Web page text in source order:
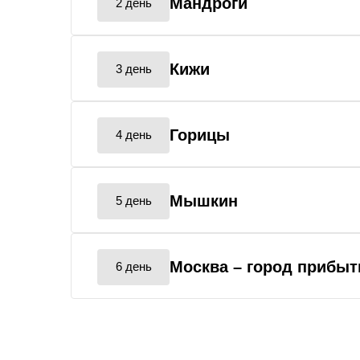
2 день
3 день Кижи
4 день Горицы
5 день Мышкин
6 день Москва – город